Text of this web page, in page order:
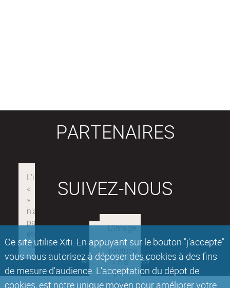
Ce site utilise Xiti. En appuyant sur le bouton "j'accepte"
vous nous autorisez à déposer des cookies à des fins
de mesure d'audience. L'acceptation du dépot de
cookies, est notre unique moyen pour améliorer votre
PARTENAIRES
SUIVEZ-NOUS
Mentions légales